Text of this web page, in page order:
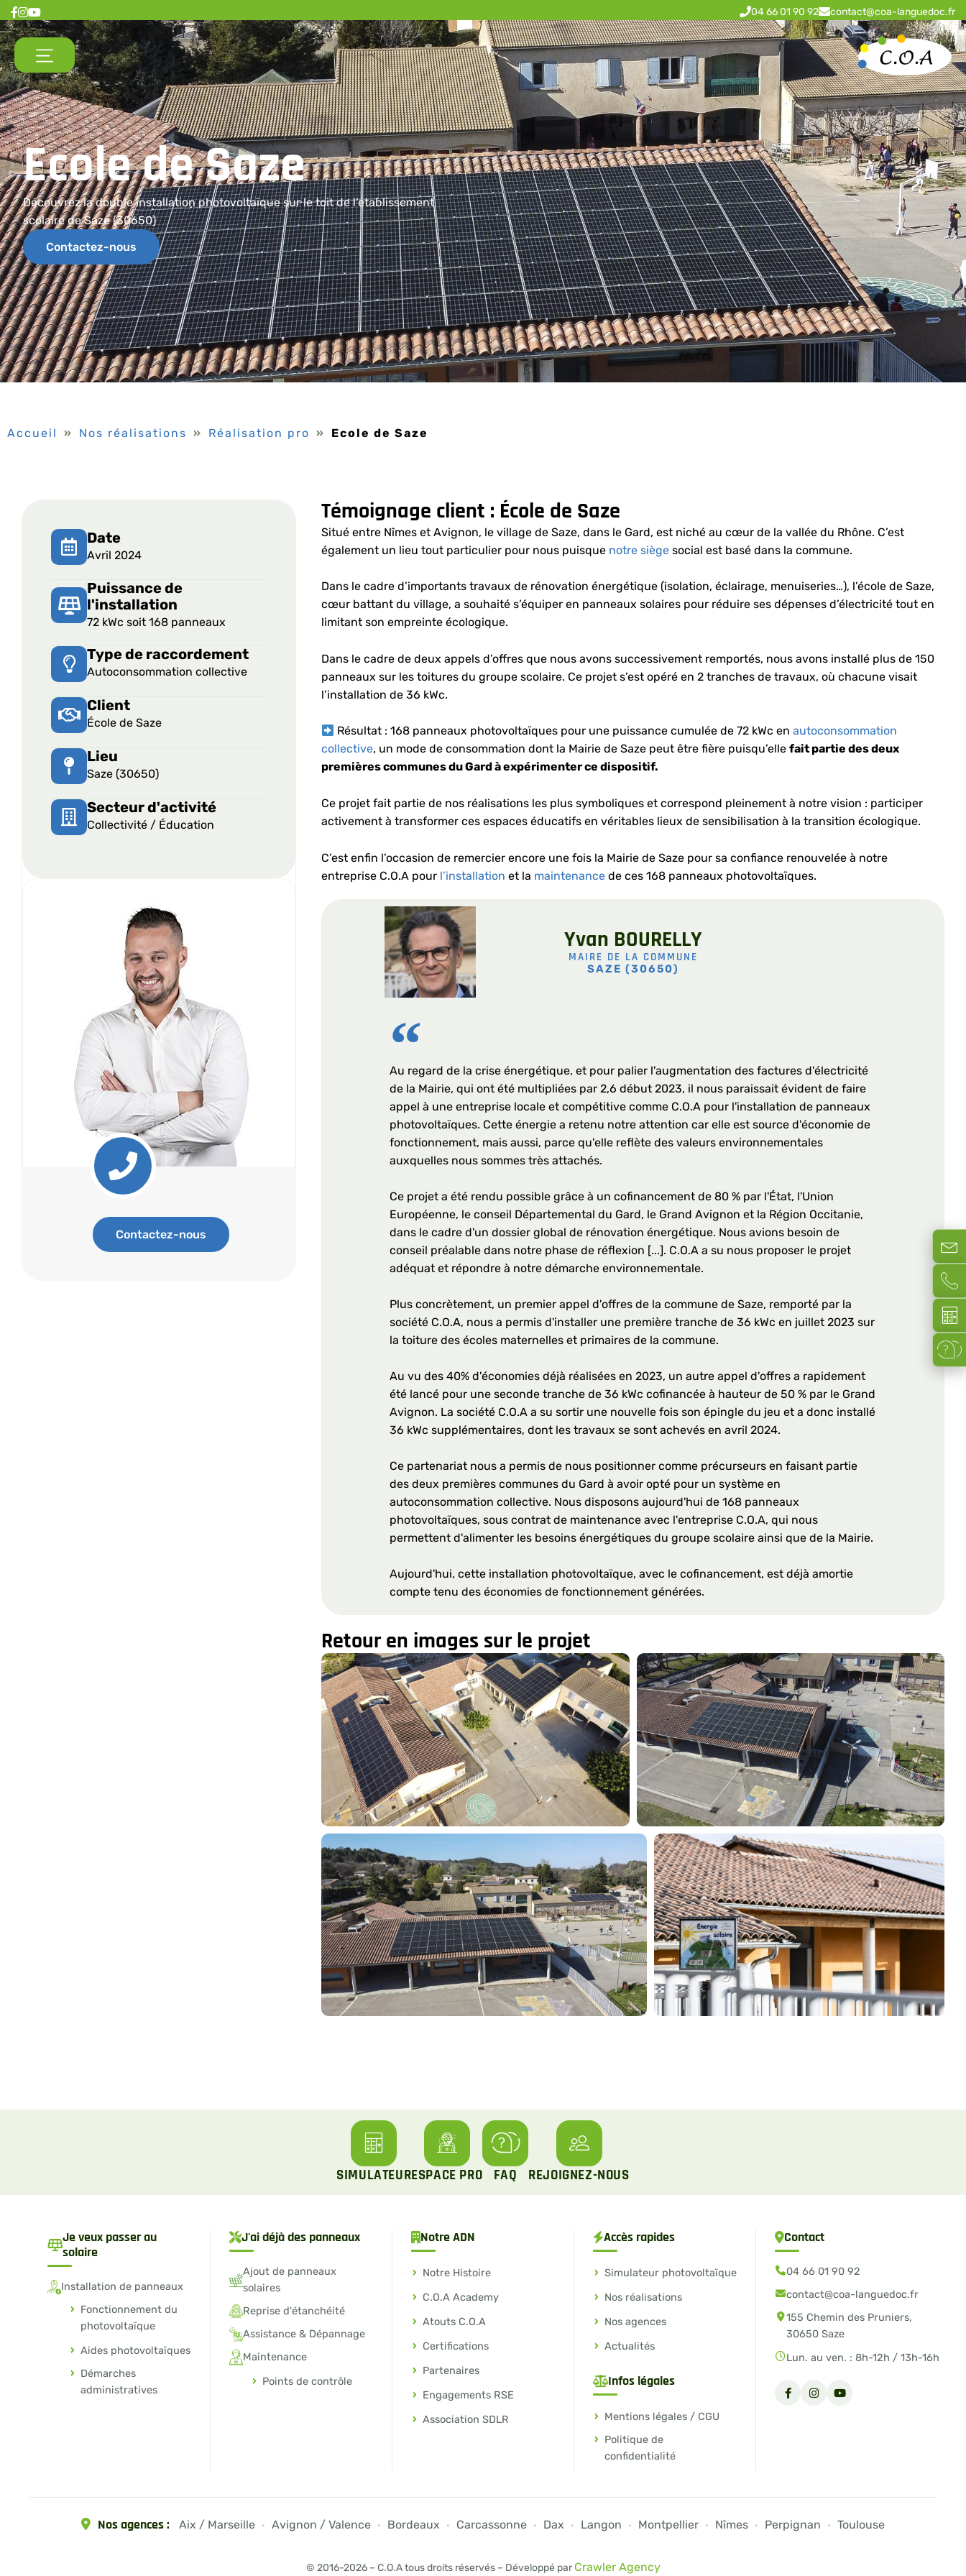
04 66 01 90 92 contact@coa-languedoc.fr
EcoledeSaze
Découvrez la double installation photovoltaïque sur le toit de l’établissement
scolaire de Saze (30650)
Contactez-nous
Accueil » Nos réalisations » Réalisation pro » Ecole de Saze
Date
Avril 2024
Puissance de
l'installation
72 kWc soit 168 panneaux
Type de raccordement
Autoconsommation collective
Client
École de Saze
Lieu
Saze (30650)
Secteur d'activité
Collectivité / Éducation
Contactez-nous
Témoignage client : École de Saze
Situé entre Nîmes et Avignon, le village de Saze, dans le Gard, est niché au cœur de la vallée du Rhône. C’est
également un lieu tout particulier pour nous puisque notre siège social est basé dans la commune.
Dans le cadre d’importants travaux de rénovation énergétique (isolation, éclairage, menuiseries…), l’école de Saze,
cœur battant du village, a souhaité s’équiper en panneaux solaires pour réduire ses dépenses d’électricité tout en
limitant son empreinte écologique.
Dans le cadre de deux appels d’offres que nous avons successivement remportés, nous avons installé plus de 150
panneaux sur les toitures du groupe scolaire. Ce projet s’est opéré en 2 tranches de travaux, où chacune visait
l’installation de 36 kWc.
Résultat : 168 panneaux photovoltaïques pour une puissance cumulée de 72 kWc enautoconsommation
collective, un mode de consommation dont la Mairie de Saze peut être fière puisqu’ellefait partie des deux
premières communes du Gard à expérimenter ce dispositif.
Ce projet fait partie de nos réalisations les plus symboliques et correspond pleinement à notre vision : participer
activement à transformer ces espaces éducatifs en véritables lieux de sensibilisation à la transition écologique.
C’est enfin l’occasion de remercier encore une fois la Mairie de Saze pour sa confiance renouvelée à notre
entreprise C.O.A pour l’installation et la maintenance de ces 168 panneaux photovoltaïques.
Au regard de la crise énergétique, et pour palier l'augmentation des factures d'électricité
de la Mairie, qui ont été multipliées par 2,6 début 2023, il nous paraissait évident de faire
appel à une entreprise locale et compétitive comme C.O.A pour l'installation de panneaux
photovoltaïques. Cette énergie a retenu notre attention car elle est source d'économie de
fonctionnement, mais aussi, parce qu'elle reflète des valeurs environnementales
auxquelles nous sommes très attachés.
Ce projet a été rendu possible grâce à un cofinancement de 80 % par l'État, l'Union
Européenne, le conseil Départemental du Gard, le Grand Avignon et la Région Occitanie,
dans le cadre d'un dossier global de rénovation énergétique. Nous avions besoin de
conseil préalable dans notre phase de réflexion [...]. C.O.A a su nous proposer le projet
adéquat et répondre à notre démarche environnementale.
Plus concrètement, un premier appel d'offres de la commune de Saze, remporté par la
société C.O.A, nous a permis d'installer une première tranche de 36 kWc en juillet 2023 sur
la toiture des écoles maternelles et primaires de la commune.
Au vu des 40% d'économies déjà réalisées en 2023, un autre appel d'offres a rapidement
été lancé pour une seconde tranche de 36 kWc cofinancée à hauteur de 50 % par le Grand
Avignon. La société C.O.A a su sortir une nouvelle fois son épingle du jeu et a donc installé
36 kWc supplémentaires, dont les travaux se sont achevés en avril 2024.
Ce partenariat nous a permis de nous positionner comme précurseurs en faisant partie
des deux premières communes du Gard à avoir opté pour un système en
autoconsommation collective. Nous disposons aujourd'hui de 168 panneaux
photovoltaïques, sous contrat de maintenance avec l'entreprise C.O.A, qui nous
permettent d'alimenter les besoins énergétiques du groupe scolaire ainsi que de la Mairie.
Aujourd'hui, cette installation photovoltaïque, avec le cofinancement, est déjà amortie
compte tenu des économies de fonctionnement générées.
Yvan BOURELLY
MAIRE DE LA COMMUNE
SAZE (30650)
Retour en images sur le projet
SIMULATEURESPACE PRO FAQ REJOIGNEZ-NOUS
Je veux passer au
solaire
Installation de panneaux
Fonctionnement du
photovoltaïque
Aides photovoltaïques
Démarches
administratives
J'ai déjà des panneaux
Ajout de panneaux
solaires
Reprise d'étanchéité
Assistance & Dépannage
Maintenance
Points de contrôle
Notre ADN
Notre Histoire
C.O.A Academy
Atouts C.O.A
Certifications
Partenaires
Engagements RSE
Association SDLR
Accès rapides
Simulateur photovoltaïque
Nos réalisations
Nos agences
Actualités
Infos légales
Mentions légales / CGU
Politique de
confidentialité
Contact
04 66 01 90 92
contact@coa-languedoc.fr
155 Chemin des Pruniers,
30650 Saze
Lun. au ven. : 8h-12h / 13h-16h
Nos agences : Aix / Marseille · Avignon / Valence · Bordeaux · Carcassonne · Dax · Langon · Montpellier · Nîmes · Perpignan · Toulouse
© 2016-2026 – C.O.A tous droits réservés – Développé par Crawler Agency
FAQ